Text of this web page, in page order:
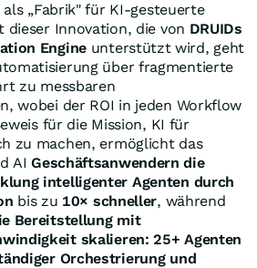
„Fabrik" für KI-gesteuerte
dieser Innovation, die von DRUIDs
Engine unterstützt wird, geht
über fragmentierte
zu messbaren
wobei der ROI in jeden Workflow
für die Mission, KI für
zu machen, ermöglicht das
AIGeschäftsanwendern die
intelligenter Agenten durch
bis zu 10× schneller, während
Bereitstellung mit
skalieren: 25+ Agenten
Orchestrierung und